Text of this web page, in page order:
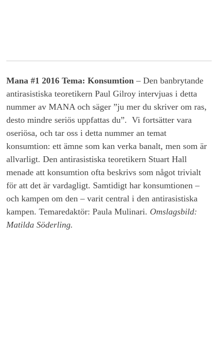
Mana #1 2016 Tema: Konsumtion – Den banbrytande
antirasistiska teoretikern Paul Gilroy intervjuas i detta
nummer av MANA och säger ”ju mer du skriver om ras,
desto mindre seriös uppfattas du”. Vi fortsätter vara
oseriösa, och tar oss i detta nummer an temat
konsumtion: ett ämne som kan verka banalt, men som är
allvarligt. Den antirasistiska teoretikern Stuart Hall
menade att konsumtion ofta beskrivs som något trivialt
för att det är vardagligt. Samtidigt har konsumtionen –
och kampen om den – varit central i den antirasistiska
kampen. Temaredaktör: Paula Mulinari. Omslagsbild:
Matilda Söderling.